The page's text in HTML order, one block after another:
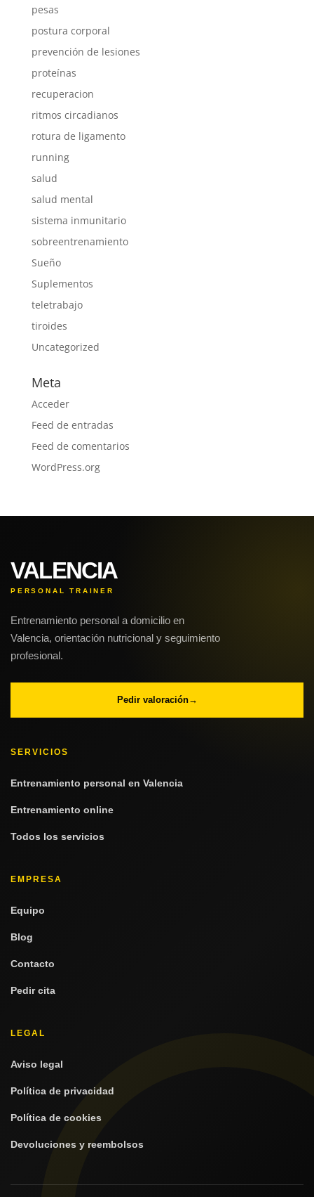
pesas
postura corporal
prevención de lesiones
proteínas
recuperacion
ritmos circadianos
rotura de ligamento
running
salud
salud mental
sistema inmunitario
sobreentrenamiento
Sueño
Suplementos
teletrabajo
tiroides
Uncategorized
Meta
Acceder
Feed de entradas
Feed de comentarios
WordPress.org
VALENCIA
PERSONAL TRAINER
Entrenamiento personal a domicilio en
Valencia, orientación nutricional y seguimiento
profesional.
Pedir valoración→
SERVICIOS
Entrenamiento personal en Valencia
Entrenamiento online
Todos los servicios
EMPRESA
Equipo
Blog
Contacto
Pedir cita
LEGAL
Aviso legal
Política de privacidad
Política de cookies
Devoluciones y reembolsos